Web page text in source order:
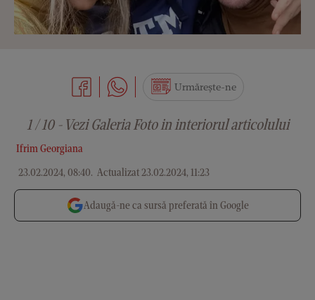
Ifrim Georgiana
23.02.2024, 08:40. Actualizat 23.02.2024, 11:23
Urmărește-ne
1 / 10 - Vezi Galeria Foto in interiorul articolului
Adaugă-ne ca sursă preferată în Google